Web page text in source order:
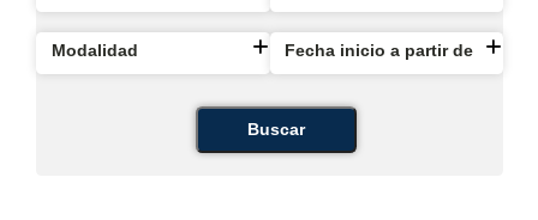
Modalidad Fecha inicio a partir de
Buscar